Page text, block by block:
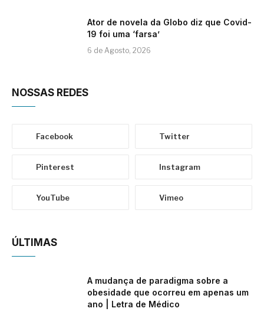
Ator de novela da Globo diz que Covid-
19 foi uma ‘farsa’
6 de Agosto, 2026
NOSSAS REDES
Facebook Twitter
Pinterest Instagram
YouTube Vimeo
ÚLTIMAS
A mudança de paradigma sobre a
obesidade que ocorreu em apenas um
ano | Letra de Médico